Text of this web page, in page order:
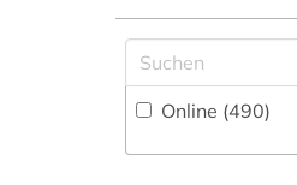
Physik (51)
Politologie (302)
angewandte
technologien (1)
anglistik (1)
Baden-
Wuerttemberg (2)
Baltikum (3)
Online (490)